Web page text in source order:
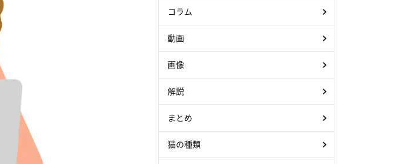
コラム
動画
画像
解説
まとめ
猫の種類